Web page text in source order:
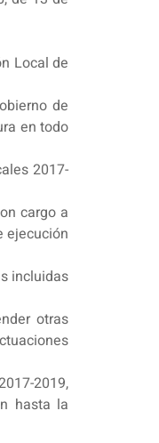
Local de
de
en todo
2017-
cargo a
ejecución
incluidas
otras
2019,
hasta la